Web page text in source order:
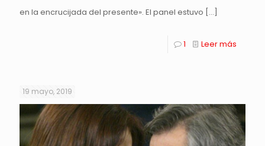
en la encrucijada del presente». El panel estuvo […]
1 Leer más
19 mayo, 2019